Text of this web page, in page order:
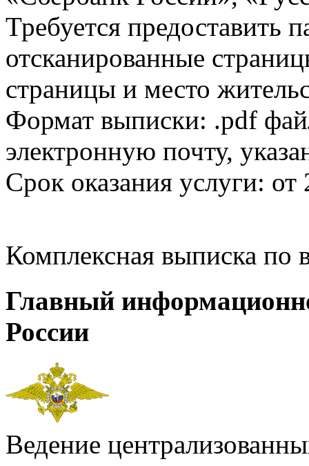
Требуется предоставить
отсканированные
страницы и место
Формат выписки: .pdf
электронную почту,
Срок оказания услуги: от
Комплексная выписка
Главный
России
Ведение